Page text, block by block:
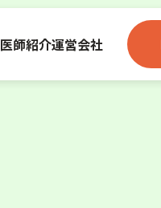
医師紹介運営会社